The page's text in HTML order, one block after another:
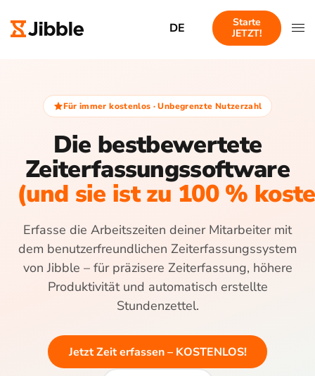
DE
Starte
JETZT!
Für immer kostenlos · Unbegrenzte Nutzerzahl
Die bestbewertete
Zeiterfassungssoftware
(und sie ist zu 100 %
Erfasse die Arbeitszeiten deiner Mitarbeiter mit
dem benutzerfreundlichen Zeiterfassungssystem
von Jibble – für präzisere Zeiterfassung, höhere
Produktivität und automatisch erstellte
Stundenzettel.
Jetzt Zeit erfassen – KOSTENLOS!